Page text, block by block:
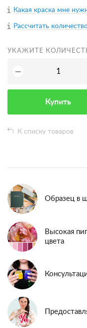
Какая краска мне
Рассчитать
УКАЖИТЕ
−
Купить
К списку товаров
Образец в
Высокая
цвета